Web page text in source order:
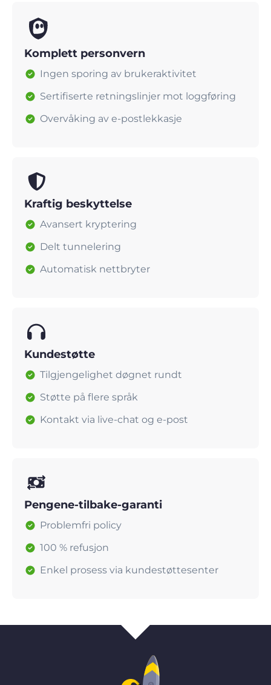
Komplett personvern
Ingen sporing av brukeraktivitet
Sertifiserte retningslinjer mot loggføring
Overvåking av e-postlekkasje
Kraftig beskyttelse
Avansert kryptering
Delt tunnelering
Automatisk nettbryter
Kundestøtte
Tilgjengelighet døgnet rundt
Støtte på flere språk
Kontakt via live-chat og e-post
Pengene-tilbake-garanti
Problemfri policy
100 % refusjon
Enkel prosess via kundestøttesenter